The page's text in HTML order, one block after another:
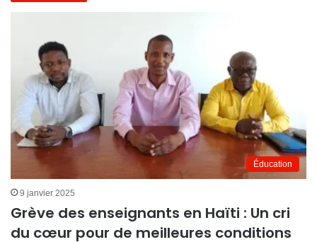
Éducation
9 janvier 2025
Grève des enseignants en Haïti : Un cri
du cœur pour de meilleures conditions